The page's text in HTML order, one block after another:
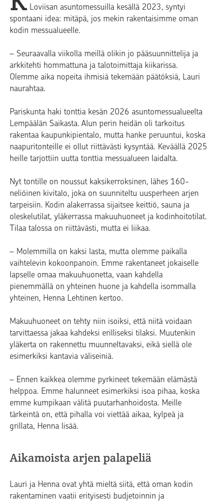
Loviisan asuntomessuilla kesällä 2023, syntyi
spontaani idea: mitäpä, jos mekin rakentaisimme oman
kodin messualueelle.
– Seuraavalla viikolla meillä olikin jo pääsuunnittelija ja
arkkitehti hommattuna ja talotoimittaja kiikarissa.
Olemme aika nopeita ihmisiä tekemään päätöksiä, Lauri
naurahtaa.
Pariskunta haki tonttia kesän 2026 asuntomessualueelta
Lempäälän Saikasta. Alun perin heidän oli tarkoitus
rakentaa kaupunkipientalo, mutta hanke peruuntui, koska
naapuritonteille ei ollut riittävästi kysyntää. Keväällä 2025
heille tarjottiin uutta tonttia messualueen laidalta.
Nyt tontille on noussut kaksikerroksinen, lähes 160-
neliöinen kivitalo, joka on suunniteltu uusperheen arjen
tarpeisiin. Kodin alakerrassa sijaitsee keittiö, sauna ja
oleskelutilat, yläkerrassa makuuhuoneet ja kodinhoitotilat.
Tilaa talossa on riittävästi, mutta ei liikaa.
– Molemmilla on kaksi lasta, mutta olemme paikalla
vaihtelevin kokoonpanoin. Emme rakentaneet jokaiselle
lapselle omaa makuuhuonetta, vaan kahdella
pienemmällä on yhteinen huone ja kahdella isommalla
yhteinen, Henna Lehtinen kertoo.
Makuuhuoneet on tehty niin isoiksi, että niitä voidaan
tarvittaessa jakaa kahdeksi erilliseksi tilaksi. Muutenkin
yläkerta on rakennettu muunneltavaksi, eikä siellä ole
esimerkiksi kantavia väliseiniä.
– Ennen kaikkea olemme pyrkineet tekemään elämästä
helppoa. Emme halunneet esimerkiksi isoa pihaa, koska
emme kumpikaan välitä puutarhanhoidosta. Meille
tärkeintä on, että pihalla voi viettää aikaa, kylpeä ja
grillata, Henna lisää.
Aikamoista arjen palapeliä
Lauri ja Henna ovat yhtä mieltä siitä, että oman kodin
rakentaminen vaatii erityisesti budjetoinnin ja